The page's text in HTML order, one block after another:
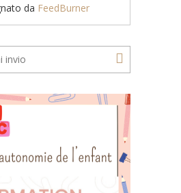
da FeedBurner